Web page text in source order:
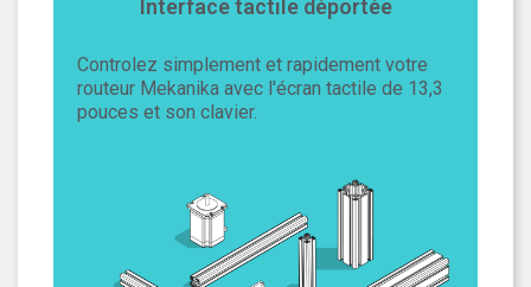
Interface tactile déportée
Controlez simplement et rapidement votre
routeur Mekanika avec l'écran tactile de 13,3
pouces et son clavier.